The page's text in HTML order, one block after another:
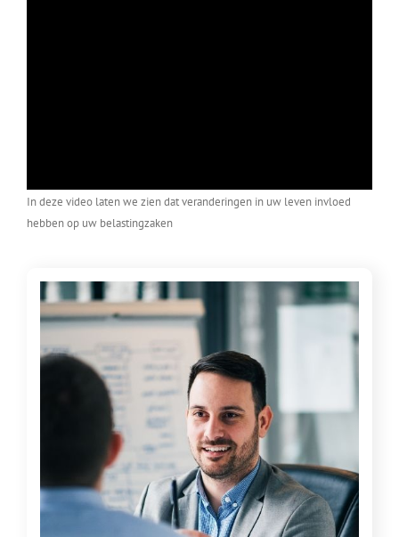
In deze video laten we zien dat veranderingen in uw leven invloed
hebben op uw belastingzaken